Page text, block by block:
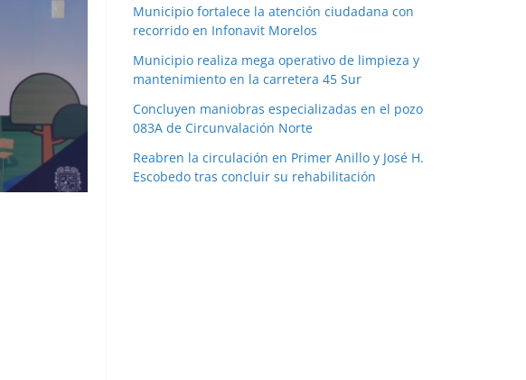
Municipio fortalece la atención ciudadana con
recorrido en Infonavit Morelos
Municipio realiza mega operativo de limpieza y
mantenimiento en la carretera 45 Sur
Concluyen maniobras especializadas en el pozo
083A de Circunvalación Norte
Reabren la circulación en Primer Anillo y José H.
Escobedo tras concluir su rehabilitación